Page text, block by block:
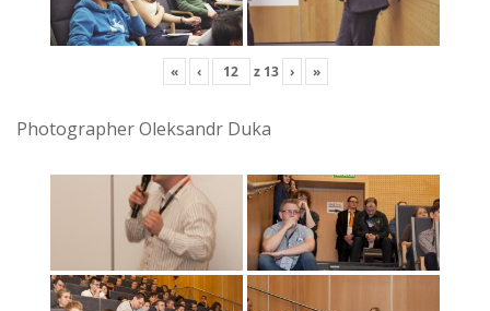
« ‹ z 13 › »
Photographer Oleksandr Duka